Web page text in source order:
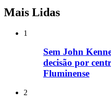
Mais Lidas
1
Sem John
decisão por
Fluminense
2